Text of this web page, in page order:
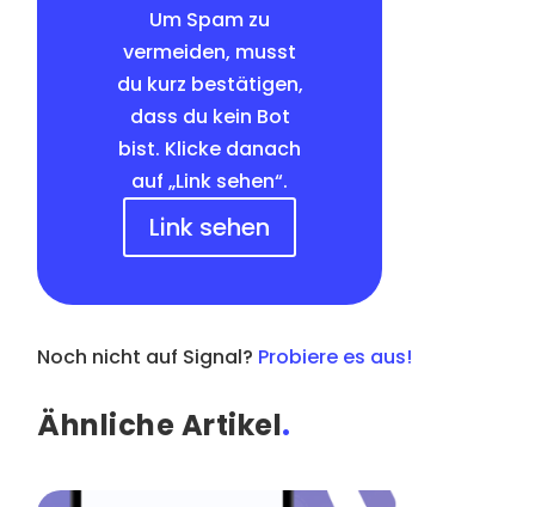
Um Spam zu
vermeiden, musst
du kurz bestätigen,
dass du kein Bot
bist. Klicke danach
auf „Link sehen“.
Link sehen
Noch nicht auf Signal? Probiere es aus!
Ähnliche Artikel.